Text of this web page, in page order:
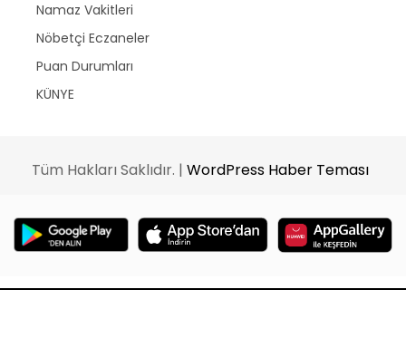
Namaz Vakitleri
Nöbetçi Eczaneler
Puan Durumları
KÜNYE
Tüm Hakları Saklıdır. | WordPress Haber Teması